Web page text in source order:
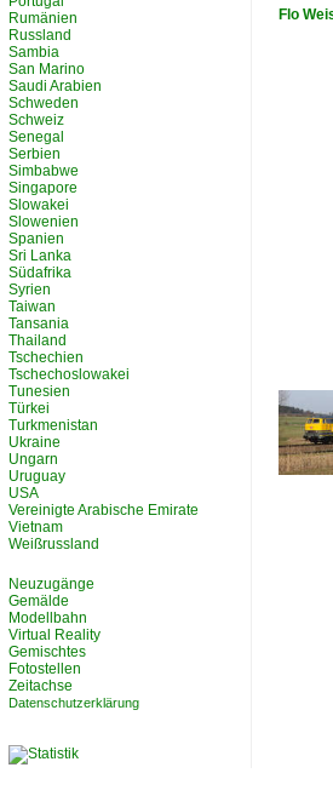
Flo
Rumänien
Russland
Sambia
San Marino
Saudi Arabien
Schweden
Schweiz
Senegal
Serbien
Simbabwe
Singapore
Slowakei
Slowenien
Spanien
Sri Lanka
Südafrika
Syrien
Taiwan
Tansania
Thailand
Tschechien
Tschechoslowakei
Tunesien
Türkei
Turkmenistan
Ukraine
Ungarn
Uruguay
USA
Vereinigte Arabische Emirate
Vietnam
Weißrussland
Neuzugänge
Gemälde
Modellbahn
Virtual Reality
Gemischtes
Fotostellen
Zeitachse
Datenschutzerklärung